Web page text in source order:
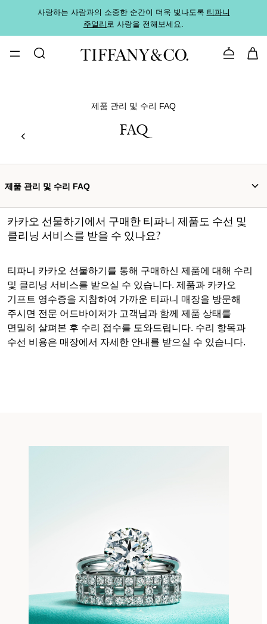
사랑하는 사람과의 소중한 순간이 더욱 빛나도록 티파니
주얼리로 사랑을 전해보세요.
문의하기
제품 관리 및 수리 FAQ
FAQ
제품 관리 및 수리 FAQ
카카오 선물하기에서 구매한 티파니 제품도 수선 및
클리닝 서비스를 받을 수 있나요?
티파니 카카오 선물하기를 통해 구매하신 제품에 대해 수리
및 클리닝 서비스를 받으실 수 있습니다. 제품과 카카오
기프트 영수증을 지참하여 가까운 티파니 매장을 방문해
주시면 전문 어드바이저가 고객님과 함께 제품 상태를
면밀히 살펴본 후 수리 접수를 도와드립니다. 수리 항목과
수선 비용은 매장에서 자세한 안내를 받으실 수 있습니다.